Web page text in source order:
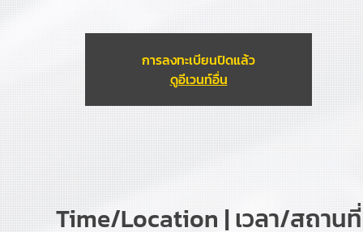
การลงทะเบียนปิดแล้ว
ดูอีเวนท์อื่น
Time/Location | เวลา/สถานที่